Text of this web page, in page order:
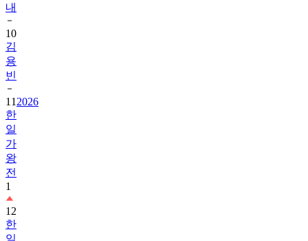
내
10
김
용
빈
11 2026
한
일
가
왕
전
1
12
한
일